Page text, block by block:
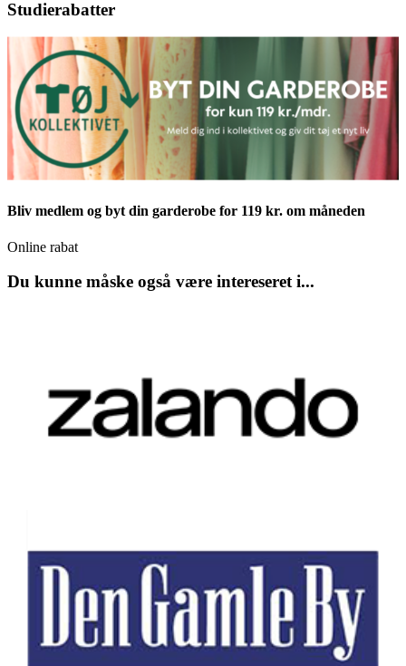
Studierabatter
Bliv medlem og byt din garderobe for 119 kr. om måneden
Online rabat
Du kunne måske også være intereseret i...